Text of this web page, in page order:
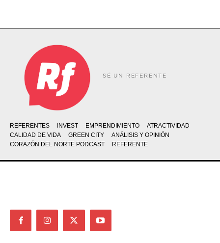
SÉ UN REFERENTE
REFERENTES INVEST EMPRENDIMIENTO
ATRACTIVIDAD
CALIDAD DE VIDA
GREEN CITY
ANÁLISIS Y OPINIÓN
CORAZÓN DEL NORTE PODCAST
REFERENTE